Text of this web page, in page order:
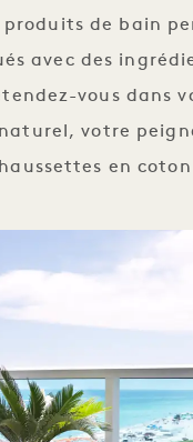
de bain
avec des
vous dans
votre
en